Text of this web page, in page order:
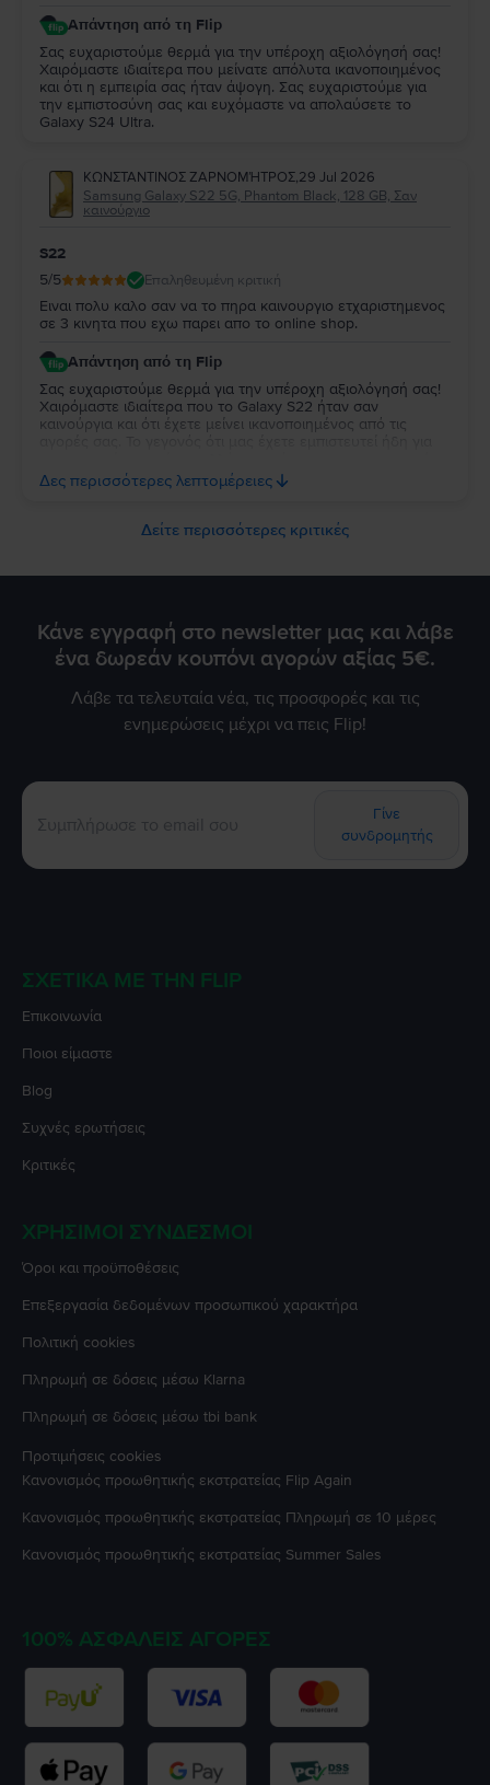
Απάντηση από τη Flip
Σας ευχαριστούμε θερμά για την υπέροχη αξιολόγησή σας!
Χαιρόμαστε ιδιαίτερα που μείνατε απόλυτα ικανοποιημένος
και ότι η εμπειρία σας ήταν άψογη. Σας ευχαριστούμε για
την εμπιστοσύνη σας και ευχόμαστε να απολαύσετε το
Galaxy S24 Ultra.
ΚΩΝΣΤΑΝΤΙΝΟΣ ΖΑΡΝΟΜΉΤΡΟΣ,29 Jul 2026
Samsung Galaxy S22 5G, Phantom Black, 128 GB, Σαν
καινούργιο
S22
5/5 Επαληθευμένη κριτική
Ειναι πολυ καλο σαν να το πηρα καινουργιο ετχαριστημενος
σε 3 κινητα που εχω παρει απο το online shop.
Απάντηση από τη Flip
Σας ευχαριστούμε θερμά για την υπέροχη αξιολόγησή σας!
Χαιρόμαστε ιδιαίτερα που το Galaxy S22 ήταν σαν
καινούργια και ότι έχετε μείνει ικανοποιημένος από τις
ειλικρινά για τη στήριξή σας. Σας ευχόμαστε να απολαύσετε
τη νέα σας συσκευή και θα χαρούμε να σας
Δες περισσότερες λεπτομέρειες
Δείτε περισσότερες κριτικές
Κάνε εγγραφή στο newsletter μας και λάβε
ένα δωρεάν κουπόνι αγορών αξίας 5€.
Λάβε τα τελευταία νέα, τις προσφορές και τις
ενημερώσεις μέχρι να πεις Flip!
Γίνε
συνδρομητής
ΣΧΕΤΙΚΆ ΜΕ ΤΗΝ FLIP
Επικοινωνία
Ποιοι είμαστε
Blog
Συχνές ερωτήσεις
Κριτικές
ΧΡΉΣΙΜΟΙ ΣΎΝΔΕΣΜΟΙ
Όροι και προϋποθέσεις
Επεξεργασία δεδομένων προσωπικού χαρακτήρα
Πολιτική cookies
Πληρωμή σε δόσεις μέσω Klarna
Πληρωμή σε δόσεις μέσω tbi bank
Προτιμήσεις cookies
Κανονισμός προωθητικής εκστρατείας Flip Again
Κανονισμός προωθητικής εκστρατείας Πληρωμή σε 10 μέρες
Κανονισμός προωθητικής εκστρατείας Summer Sales
100% ΑΣΦΑΛΕΊΣ ΑΓΟΡΈΣ